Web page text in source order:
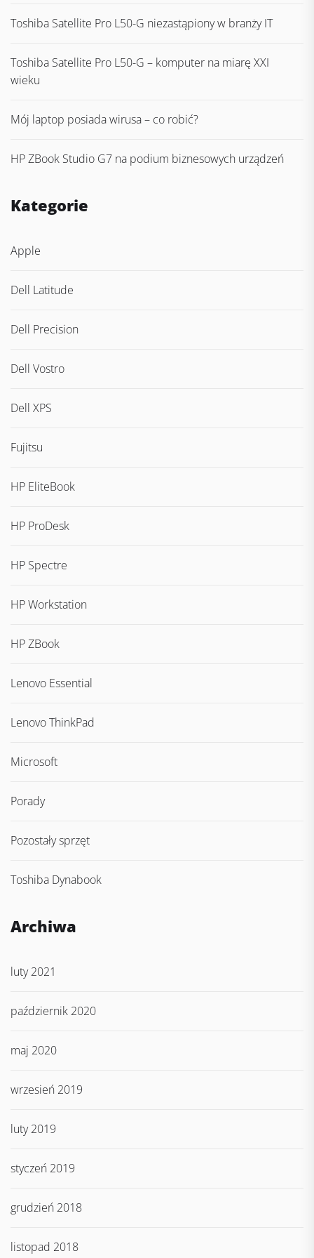
Toshiba Satellite Pro L50-G niezastąpiony w branży IT
Toshiba Satellite Pro L50-G – komputer na miarę XXI
wieku
Mój laptop posiada wirusa – co robić?
HP ZBook Studio G7 na podium biznesowych urządzeń
Kategorie
Apple
Dell Latitude
Dell Precision
Dell Vostro
Dell XPS
Fujitsu
HP EliteBook
HP ProDesk
HP Spectre
HP Workstation
HP ZBook
Lenovo Essential
Lenovo ThinkPad
Microsoft
Porady
Pozostały sprzęt
Toshiba Dynabook
Archiwa
luty 2021
październik 2020
maj 2020
wrzesień 2019
luty 2019
styczeń 2019
grudzień 2018
listopad 2018